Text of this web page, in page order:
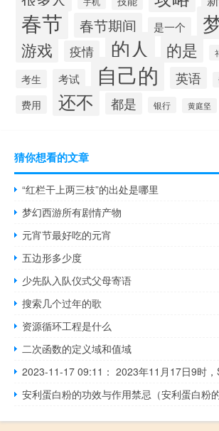
春节 春节期间 是一个
游戏 疫情 的人 的是
考生 考试 自己的 英语
费用 还不 都是 银行 黄庭坚
猜你想看的文章
“红栏干上两三枝”的出处是哪里
梦幻西游所有剧情产物
元宵节最好吃的元宵
五边形多少度
少先队入队仪式父母寄语
搜索几个过年的歌
资源循环工程是什么
二次函数的定义域和值域
安利蛋白粉的功效与作用禁忌（安利蛋白粉